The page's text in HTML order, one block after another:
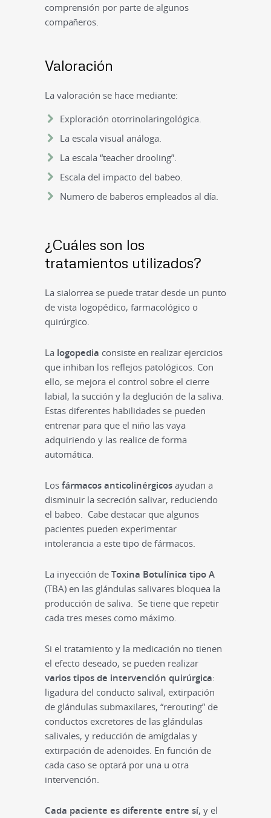
comprensión por parte de algunos
compañeros.
Valoración
La valoración se hace mediante:
Exploración otorrinolaringológica.
La escala visual análoga.
La escala “teacher drooling”.
Escala del impacto del babeo.
Numero de baberos empleados al día.
¿Cuáles son los
tratamientos utilizados?
La sialorrea se puede tratar desde un punto
de vista logopédico, farmacológico o
quirúrgico.
La logopedia consiste en realizar ejercicios
que inhiban los reflejos patológicos. Con
ello, se mejora el control sobre el cierre
labial, la succión y la deglución de la saliva.
Estas diferentes habilidades se pueden
entrenar para que el niño las vaya
adquiriendo y las realice de forma
automática.
Los fármacos anticolinérgicosayudan a
disminuir la secreción salivar, reduciendo
el babeo. Cabe destacar que algunos
pacientes pueden experimentar
intolerancia a este tipo de fármacos.
La inyección de Toxina Botulínica tipo A
(TBA) en las glándulas salivares bloquea la
producción de saliva. Se tiene que repetir
cada tres meses como máximo.
Si el tratamiento y la medicación no tienen
el efecto deseado, se pueden realizar
varios tipos de intervención quirúrgica:
ligadura del conducto salival, extirpación
de glándulas submaxilares, “rerouting” de
conductos excretores de las glándulas
salivales, y reducción de amígdalas y
extirpación de adenoides. En función de
cada caso se optará por una u otra
intervención.
Cada paciente es diferente entre sí, y el